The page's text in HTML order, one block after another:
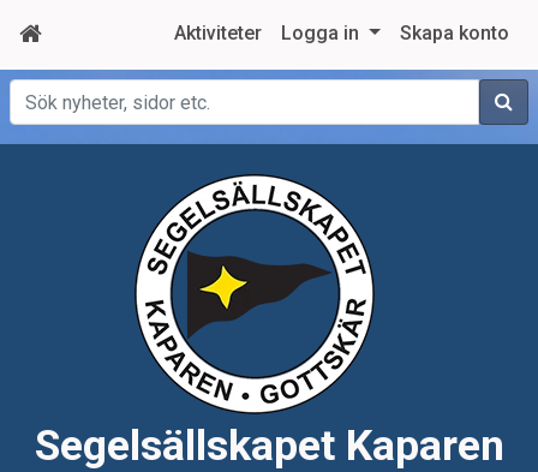
Aktiviteter Logga in Skapa konto
Sök
Segelsällskapet Kaparen